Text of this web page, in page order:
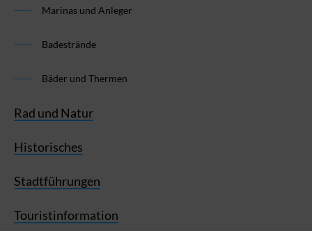
Marinas und Anleger
Badestrände
Bäder und Thermen
Rad und Natur
Historisches
Stadtführungen
Touristinformation